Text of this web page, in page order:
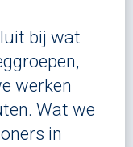
bij wat
werken
Wat we
in